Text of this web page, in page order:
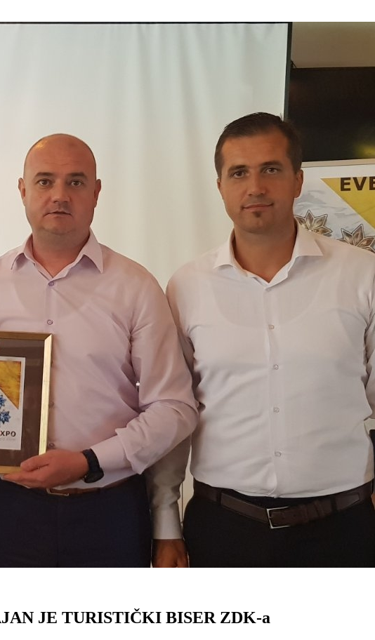
JE TURISTIČKI BISER ZDK-a